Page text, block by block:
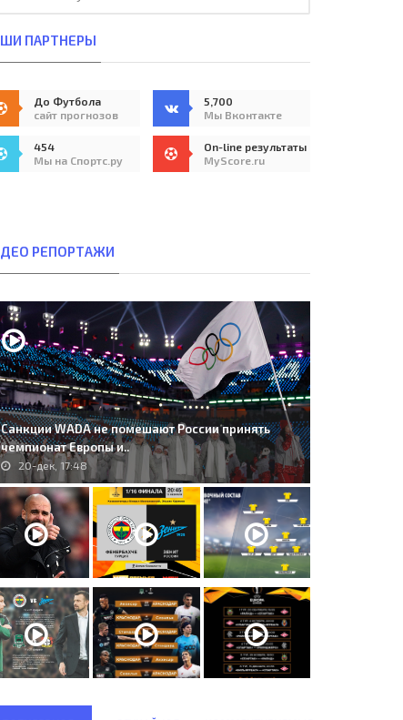
ПАРТНЕРЫ
До Футбола
сайт прогнозов
5,700
Мы Вконтакте
454
Мы на Спортс.ру
On-line результаты
MyScore.ru
РЕПОРТАЖИ
Санкции WADA не помешают России принять
чемпионат Европы и..
20-дек, 17:48